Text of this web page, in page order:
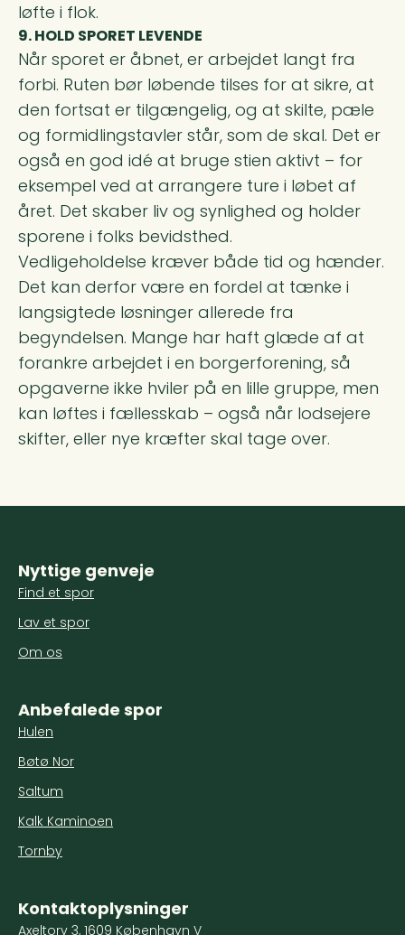
løfte i flok.
9. HOLD SPORET LEVENDE
Når sporet er åbnet, er arbejdet langt fra
forbi. Ruten bør løbende tilses for at sikre, at
den fortsat er tilgængelig, og at skilte, pæle
og formidlingstavler står, som de skal. Det er
også en god idé at bruge stien aktivt – for
eksempel ved at arrangere ture i løbet af
året. Det skaber liv og synlighed og holder
sporene i folks bevidsthed.
Vedligeholdelse kræver både tid og hænder.
Det kan derfor være en fordel at tænke i
langsigtede løsninger allerede fra
begyndelsen. Mange har haft glæde af at
forankre arbejdet i en borgerforening, så
opgaverne ikke hviler på en lille gruppe, men
kan løftes i fællesskab – også når lodsejere
skifter, eller nye kræfter skal tage over.
Nyttige genveje
Find et spor
Lav et spor
Om os
Anbefalede spor
Hulen
Bøtø Nor
Saltum
Kalk Kaminoen
Tornby
Kontaktoplysninger
Axeltorv 3, 1609 København V